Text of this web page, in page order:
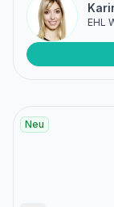
EHL
Neu